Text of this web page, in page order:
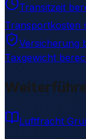
Transitzeit
Transportkosten
Versicherung
Taxgewicht
Luftfracht